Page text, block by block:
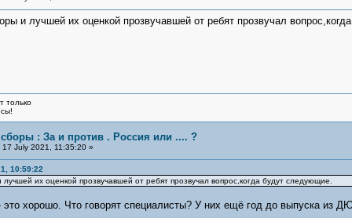
и лучшей их оценкой прозвучавшей от ребят прозвучал
только
сборы : За и против . Россия или .... ?
17 July 2021, 11:35:20 »
10:59:22
их оценкой прозвучавшей от ребят прозвучал вопрос,когда будут следующие.
это хорошо. Что говорят специалисты? У них ещё год до выпуска из